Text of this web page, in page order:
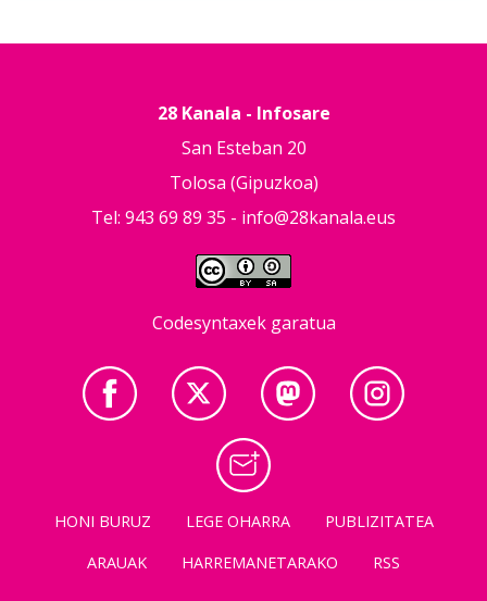
28 Kanala - Infosare
San Esteban 20
Tolosa (Gipuzkoa)
Tel: 943 69 89 35 - info@28kanala.eus
Codesyntaxek garatua
HONI BURUZ LEGE OHARRA
PUBLIZITATEA
ARAUAK
HARREMANETARAKO RSS